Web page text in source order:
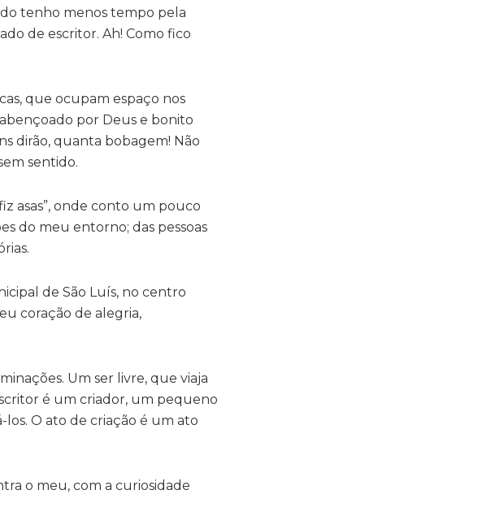
tenho menos tempo pela
de escritor. Ah! Como fico
que ocupam espaço nos
por Deus e bonito
dirão, quanta bobagem! Não
sentido.
asas”, onde conto um pouco
do meu entorno; das pessoas
de São Luís, no centro
coração de alegria,
Um ser livre, que viaja
é um criador, um pequeno
los. O ato de criação é um ato
o meu, com a curiosidade